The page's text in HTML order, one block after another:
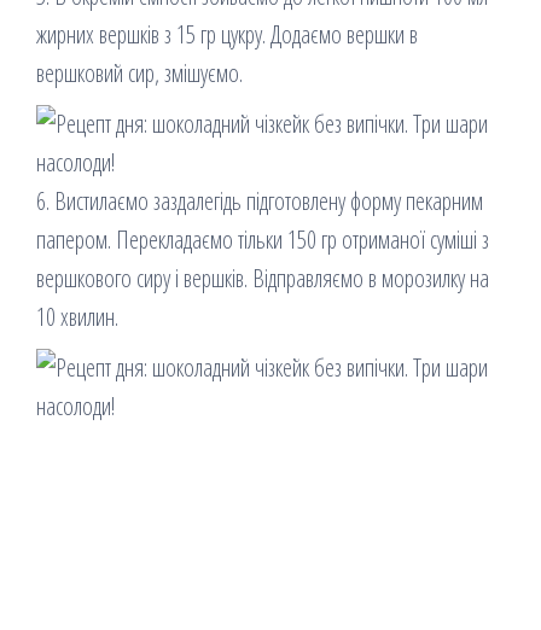
жирних вершків з 15 гр цукру. Додаємо вершки в
вершковий сир, змішуємо.
6. Вистилаємо заздалегідь підготовлену форму пекарним
папером. Перекладаємо тільки 150 гр отриманої суміші з
вершкового сиру і вершків. Відправляємо в морозилку на
10 хвилин.